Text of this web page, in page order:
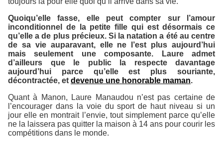
Quoiqu’elle fasse, elle peut compter sur l’amour
inconditionnel de la petite fille qui est désormais ce
qu’elle a de plus précieux. Si la natation a été au centre
de sa vie auparavant, elle ne l’est plus aujourd’hui
mais seulement une composante. Laure admet
d’ailleurs que le public la respecte davantage
aujourd’hui parce qu’elle est plus souriante,
décontractée, et devenue une honorable maman.
Quant à Manon, Laure Manaudou n’est pas certaine de
l’encourager dans la voie du sport de haut niveau si un
jour elle en montrait l’envie, tout simplement parce qu’elle
ne la laissera pas quitter la maison à 14 ans pour courir les
compétitions dans le monde.